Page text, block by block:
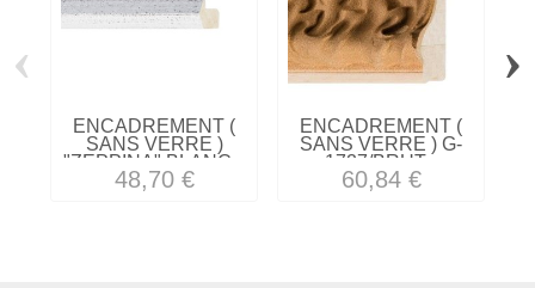
ENCADREMENT (
SANS VERRE )
"ZEPPINA" BLANC...
48,70 €
ENCADREMENT (
SANS VERRE ) G-
1727/BRUT...
60,84 €
‹ ›